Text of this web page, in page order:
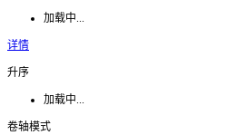
加载中...
详情
升序
加载中...
卷轴模式